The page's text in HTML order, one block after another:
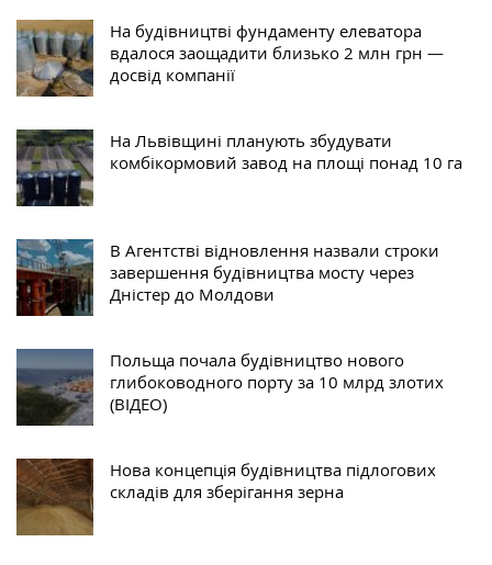
На будівництві фундаменту елеватора
вдалося заощадити близько 2 млн грн —
досвід компанії
На Львівщині планують збудувати
комбікормовий завод на площі понад 10 га
В Агентстві відновлення назвали строки
завершення будівництва мосту через
Дністер до Молдови
Польща почала будівництво нового
глибоководного порту за 10 млрд злотих
(ВІДЕО)
Нова концепція будівництва підлогових
складів для зберігання зерна